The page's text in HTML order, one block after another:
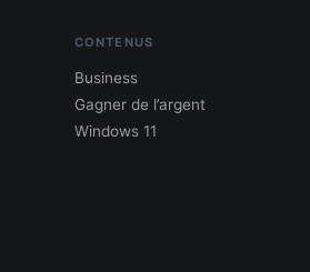
CONTENUS
Business
Gagner de l’argent
Windows 11